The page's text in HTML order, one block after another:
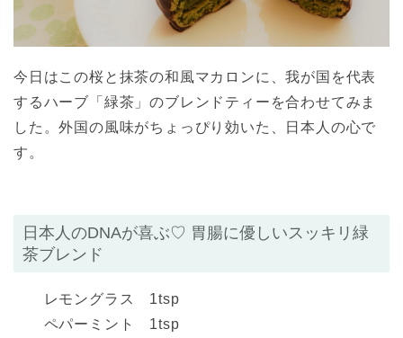
今日はこの桜と抹茶の和風マカロンに、我が国を代表
するハーブ「緑茶」のブレンドティーを合わせてみま
した。外国の風味がちょっぴり効いた、日本人の心で
す。
日本人のDNAが喜ぶ♡ 胃腸に優しいスッキリ緑
茶ブレンド
レモングラス 1tsp
ペパーミント 1tsp